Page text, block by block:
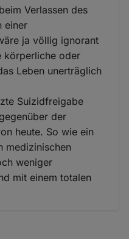
Verlassen des
einer
ja völlig ignorant
körperliche oder
Leben unerträglich
Suizidfreigabe
der
heute. So wie ein
medizinischen
weniger
mit einem totalen